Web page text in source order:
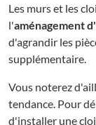
Les murs et les
l'aménagement
d'agrandir les
supplémentaire.
Vous noterez
tendance. Pour
d'installer une